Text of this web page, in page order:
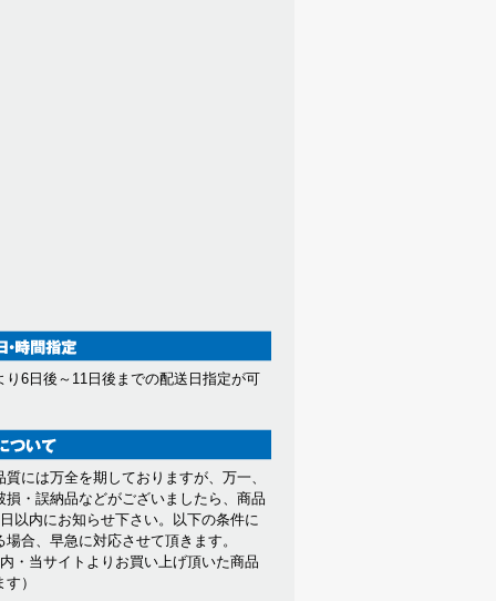
り6日後～11日後までの配送日指定が可
質には万全を期しておりますが、万一、
損・誤納品などがございましたら、商品
以内にお知らせ下さい。以下の条件に
場合、早急に対応させて頂きます。
・当サイトよりお買い上げ頂いた商品
）